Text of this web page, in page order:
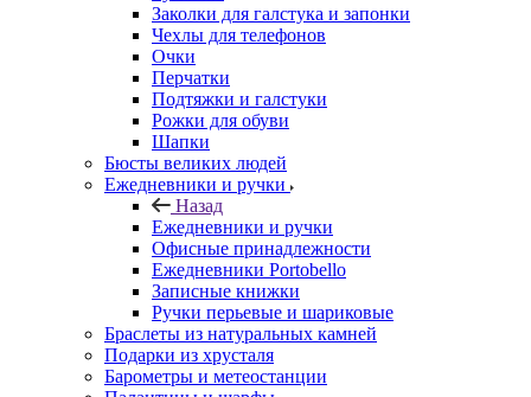
Заколки для галстука и запонки
Чехлы для телефонов
Очки
Перчатки
Подтяжки и галстуки
Рожки для обуви
Шапки
Бюсты великих людей
Ежедневники и ручки
Назад
Ежедневники и ручки
Офисные принадлежности
Ежедневники Portobello
Записные книжки
Ручки перьевые и шариковые
Браслеты из натуральных камней
Подарки из хрусталя
Барометры и метеостанции